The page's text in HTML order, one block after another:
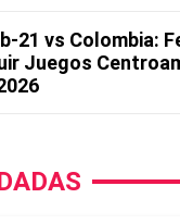
21 vs Colombia:
Juegos